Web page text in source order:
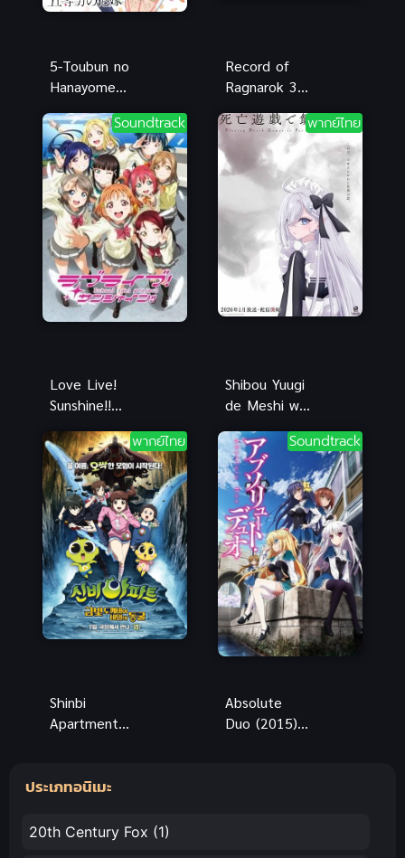
5-Toubun no
Hanayome
แฝดห้า ภาค
1
Record of
Ragnarok 3
เทพ ซีซัน 3
Soundtrack
Love Live!
Sunshine!!
ไชน์!! ภาค 1
พากย์ไทย
Shibou Yuugi
de Meshi wo
ไทย ซับไทย
พากย์ไทย
Shinbi
Apartment
of the Cave
อลเวง เดอะ
Soundtrack
Absolute
Duo (2015)
ประเภทอนิเมะ
20th Century Fox (1)